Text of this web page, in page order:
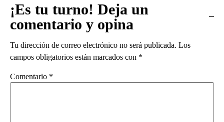
¡Es tu turno! Deja un
comentario y opina
Tu dirección de correo electrónico no será publicada. Los
campos obligatorios están marcados con *
Comentario *